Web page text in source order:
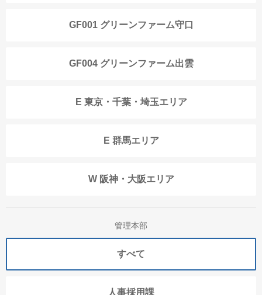
GF001 グリーンファーム守口
GF004 グリーンファーム出雲
E 東京・千葉・埼玉エリア
E 群馬エリア
W 阪神・大阪エリア
管理本部
すべて
人事採用課